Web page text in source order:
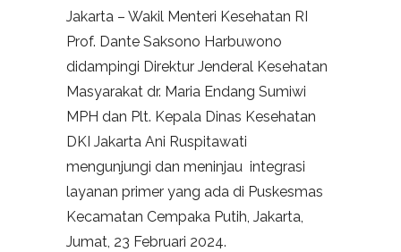
Jakarta – Wakil Menteri Kesehatan RI
Prof. Dante Saksono Harbuwono
didampingi Direktur Jenderal Kesehatan
Masyarakat dr. Maria Endang Sumiwi
MPH dan Plt. Kepala Dinas Kesehatan
DKI Jakarta Ani Ruspitawati
mengunjungi dan meninjau integrasi
layanan primer yang ada di Puskesmas
Kecamatan Cempaka Putih, Jakarta,
Jumat, 23 Februari 2024.